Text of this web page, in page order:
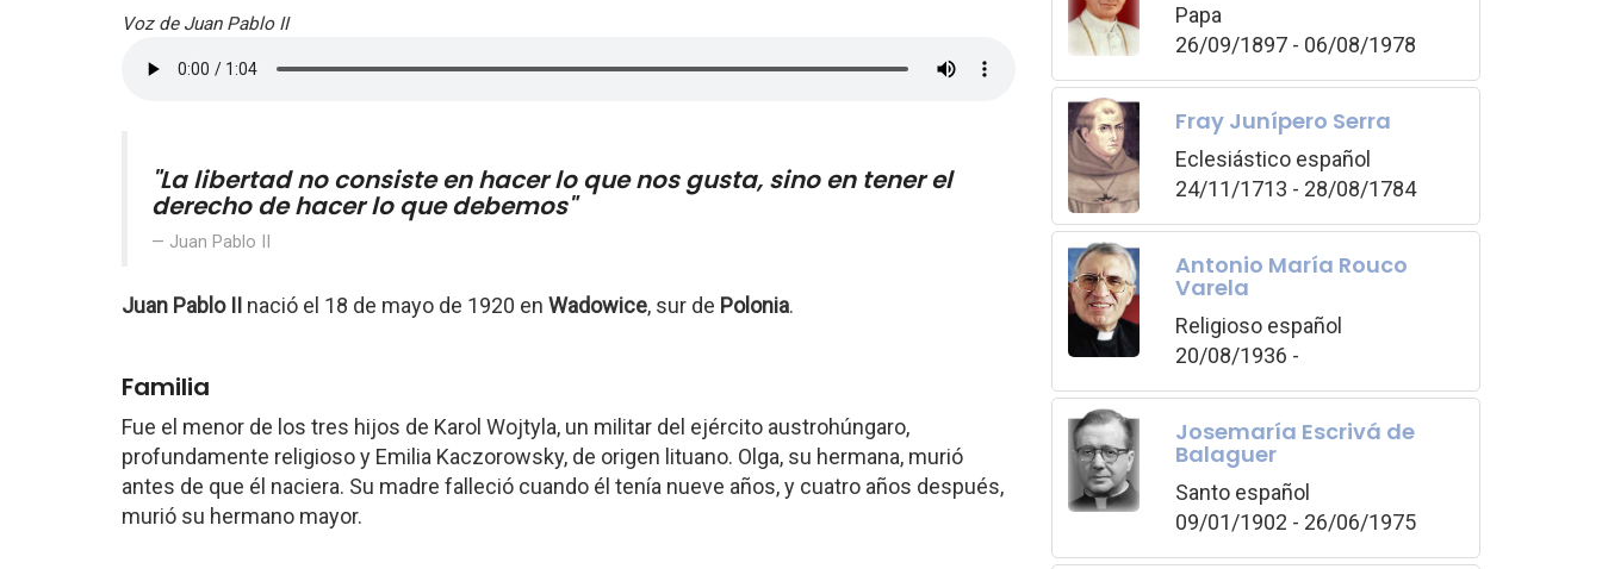
Voz de Juan Pablo II
"La libertad no consiste en hacer lo que nos gusta, sino en tener el
derecho de hacer lo que debemos"
Juan Pablo II
Juan Pablo II nació el 18 de mayo de 1920 en Wadowice, sur de Polonia.
Familia
Fue el menor de los tres hijos de Karol Wojtyla, un militar del ejército austrohúngaro,
profundamente religioso y Emilia Kaczorowsky, de origen lituano. Olga, su hermana, murió
antes de que él naciera. Su madre falleció cuando él tenía nueve años, y cuatro años después,
murió su hermano mayor.
Papa
26/09/1897 - 06/08/1978
Fray Junípero Serra
Eclesiástico español
24/11/1713 - 28/08/1784
Antonio María Rouco
Varela
Religioso español
20/08/1936 -
Josemaría Escrivá de
Balaguer
Santo español
09/01/1902 - 26/06/1975